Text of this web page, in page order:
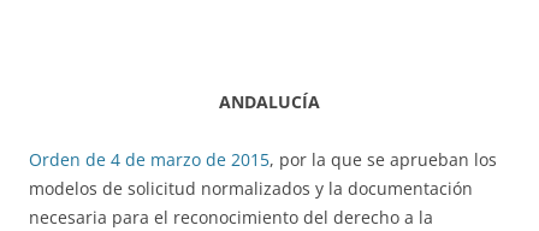
ANDALUCÍA
Orden de 4 de marzo de 2015, por la que se aprueban los
modelos de solicitud normalizados y la documentación
necesaria para el reconocimiento del derecho a la